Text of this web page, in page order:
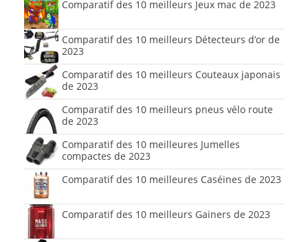
Comparatif des 10 meilleurs Jeux mac de 2023
Comparatif des 10 meilleurs Détecteurs d’or de
2023
Comparatif des 10 meilleurs Couteaux japonais
de 2023
Comparatif des 10 meilleurs pneus vélo route
de 2023
Comparatif des 10 meilleures Jumelles
compactes de 2023
Comparatif des 10 meilleures Caséines de 2023
Comparatif des 10 meilleurs Gainers de 2023